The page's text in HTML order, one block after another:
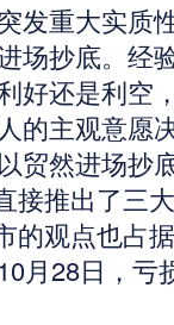
重大实质
场抄底。经
好还是利空
的主观意愿
贸然进场抄
接推出了三
的观点也占
月28日，亏